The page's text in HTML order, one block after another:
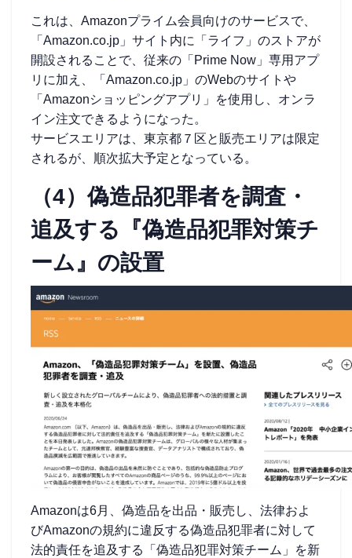
これは、Amazonプライム会員向けのサービスで、
「Amazon.co.jp」サイト内に「ライフ」のストアが
開設されることで、従来の「Prime Now」専用アプ
リに加え、「Amazon.co.jp」のWebのサイトや
「Amazonショッピングアプリ」を使用し、オンラ
イン注文できるようになった。
サービスエリアは、東京都７区と販売エリアは限定
されるが、順次拡大予定となっている。
（4）偽造品犯罪者を調査・
追及する『偽造品犯罪対策チ
ーム』の設置
Amazonは6月、偽造品を出品・販売し、法律およ
びAmazonの規約に違反する偽造品犯罪者に対して
法的責任を追及する「偽造品犯罪対策チーム」を新